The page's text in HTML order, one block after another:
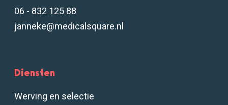
06 - 832 125 88
janneke@medicalsquare.nl
Diensten
Werving en selectie